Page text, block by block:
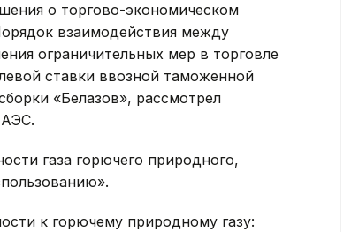
о торгово-экономическом
взаимодействия между
ограничительных мер в торговле
ставки ввозной таможенной
«Белазов», рассмотрел
газа горючего природного,
к горючему природному газу: